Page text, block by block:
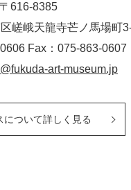
〒616-8385
嵯峨天龍寺芒ノ馬場町
Fax：075-863-0607
art-museum.jp
について詳しく見る